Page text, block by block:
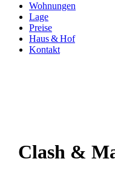
Wohnungen
Lage
Preise
Haus & Hof
Kontakt
Clash &